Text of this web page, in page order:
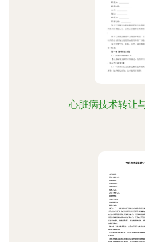
心脏病技术转让